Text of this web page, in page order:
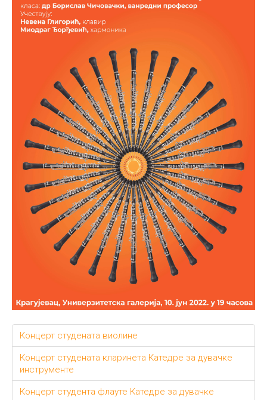
Концерт студената виолине
Концерт студената кларинета Катедре за дувачке
инструменте
Концерт студента флауте Катедре за дувачке